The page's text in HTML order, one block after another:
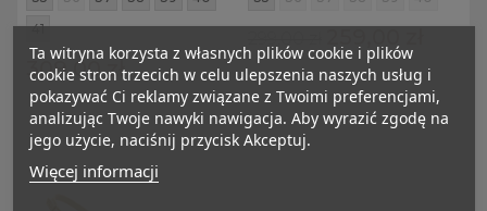
41
309,00 zł
Ta witryna korzysta z własnych plików cookie i plików
cookie stron trzecich w celu ulepszenia naszych usług i
pokazywać Ci reklamy związane z Twoimi preferencjami,
analizując Twoje nawyki nawigacja. Aby wyrazić zgodę na
jego użycie, naciśnij przycisk Akceptuj.
Więcej informacji